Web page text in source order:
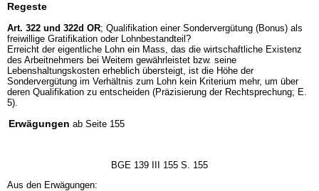
Regeste
Art. 322 und 322d OR; Qualifikation einer Sondervergütung (Bonus) als
freiwillige Gratifikation oder Lohnbestandteil?
Erreicht der eigentliche Lohn ein Mass, das die wirtschaftliche Existenz
des Arbeitnehmers bei Weitem gewährleistet bzw. seine
Lebenshaltungskosten erheblich übersteigt, ist die Höhe der
Sondervergütung im Verhältnis zum Lohn kein Kriterium mehr, um über
deren Qualifikation zu entscheiden (Präzisierung der Rechtsprechung; E.
5).
Erwägungen ab Seite 155
BGE 139 III 155 S. 155
Aus den Erwägungen: